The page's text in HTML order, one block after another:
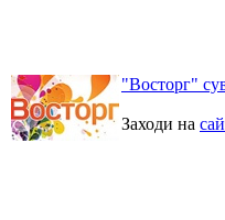
"Восторг"
Заходи на